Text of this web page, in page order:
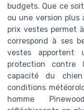
budgets. Que ce
ou une version plus
prix vestes permet
correspond à ses
vestes apportent
protection contre
capacité du
conditions
homme